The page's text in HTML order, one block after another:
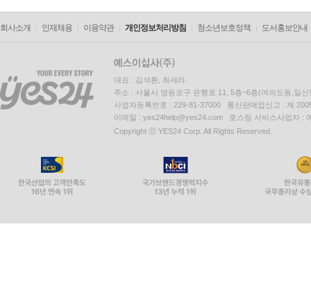
회사소개 인재채용 이용약관 개인정보처리방침 청소년보호정책 도서홍보안내
대표 : 김석환, 최세라
주소 : 서울시 영등포구 은행로 11, 5층~6층(여의도동,일신
사업자등록번호 : 229-81-37000 통신판매업신고 : 제
이메일 : yes24help@yes24.com 호스팅 서비스사업자 :
Copyright ⓒ YES24 Corp. All Rights Reserved.